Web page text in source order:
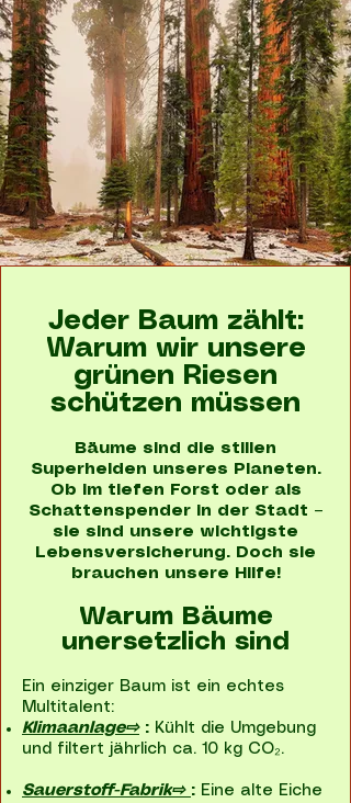
Jeder Baum zählt:
Warum wir unsere
grünen Riesen
schützen müssen
Bäume sind die stillen
Superhelden unseres Planeten.
Ob im tiefen Forst oder als
Schattenspender in der Stadt –
sie sind unsere wichtigste
Lebensversicherung. Doch sie
brauchen unsere Hilfe!
Warum Bäume
unersetzlich sind
Ein einziger Baum ist ein echtes
Multitalent:
Klimaanlage⇨ : Kühlt die Umgebung
und filtert jährlich ca. 10 kg CO₂.
Sauerstoff-Fabrik⇨ : Eine alte Eiche